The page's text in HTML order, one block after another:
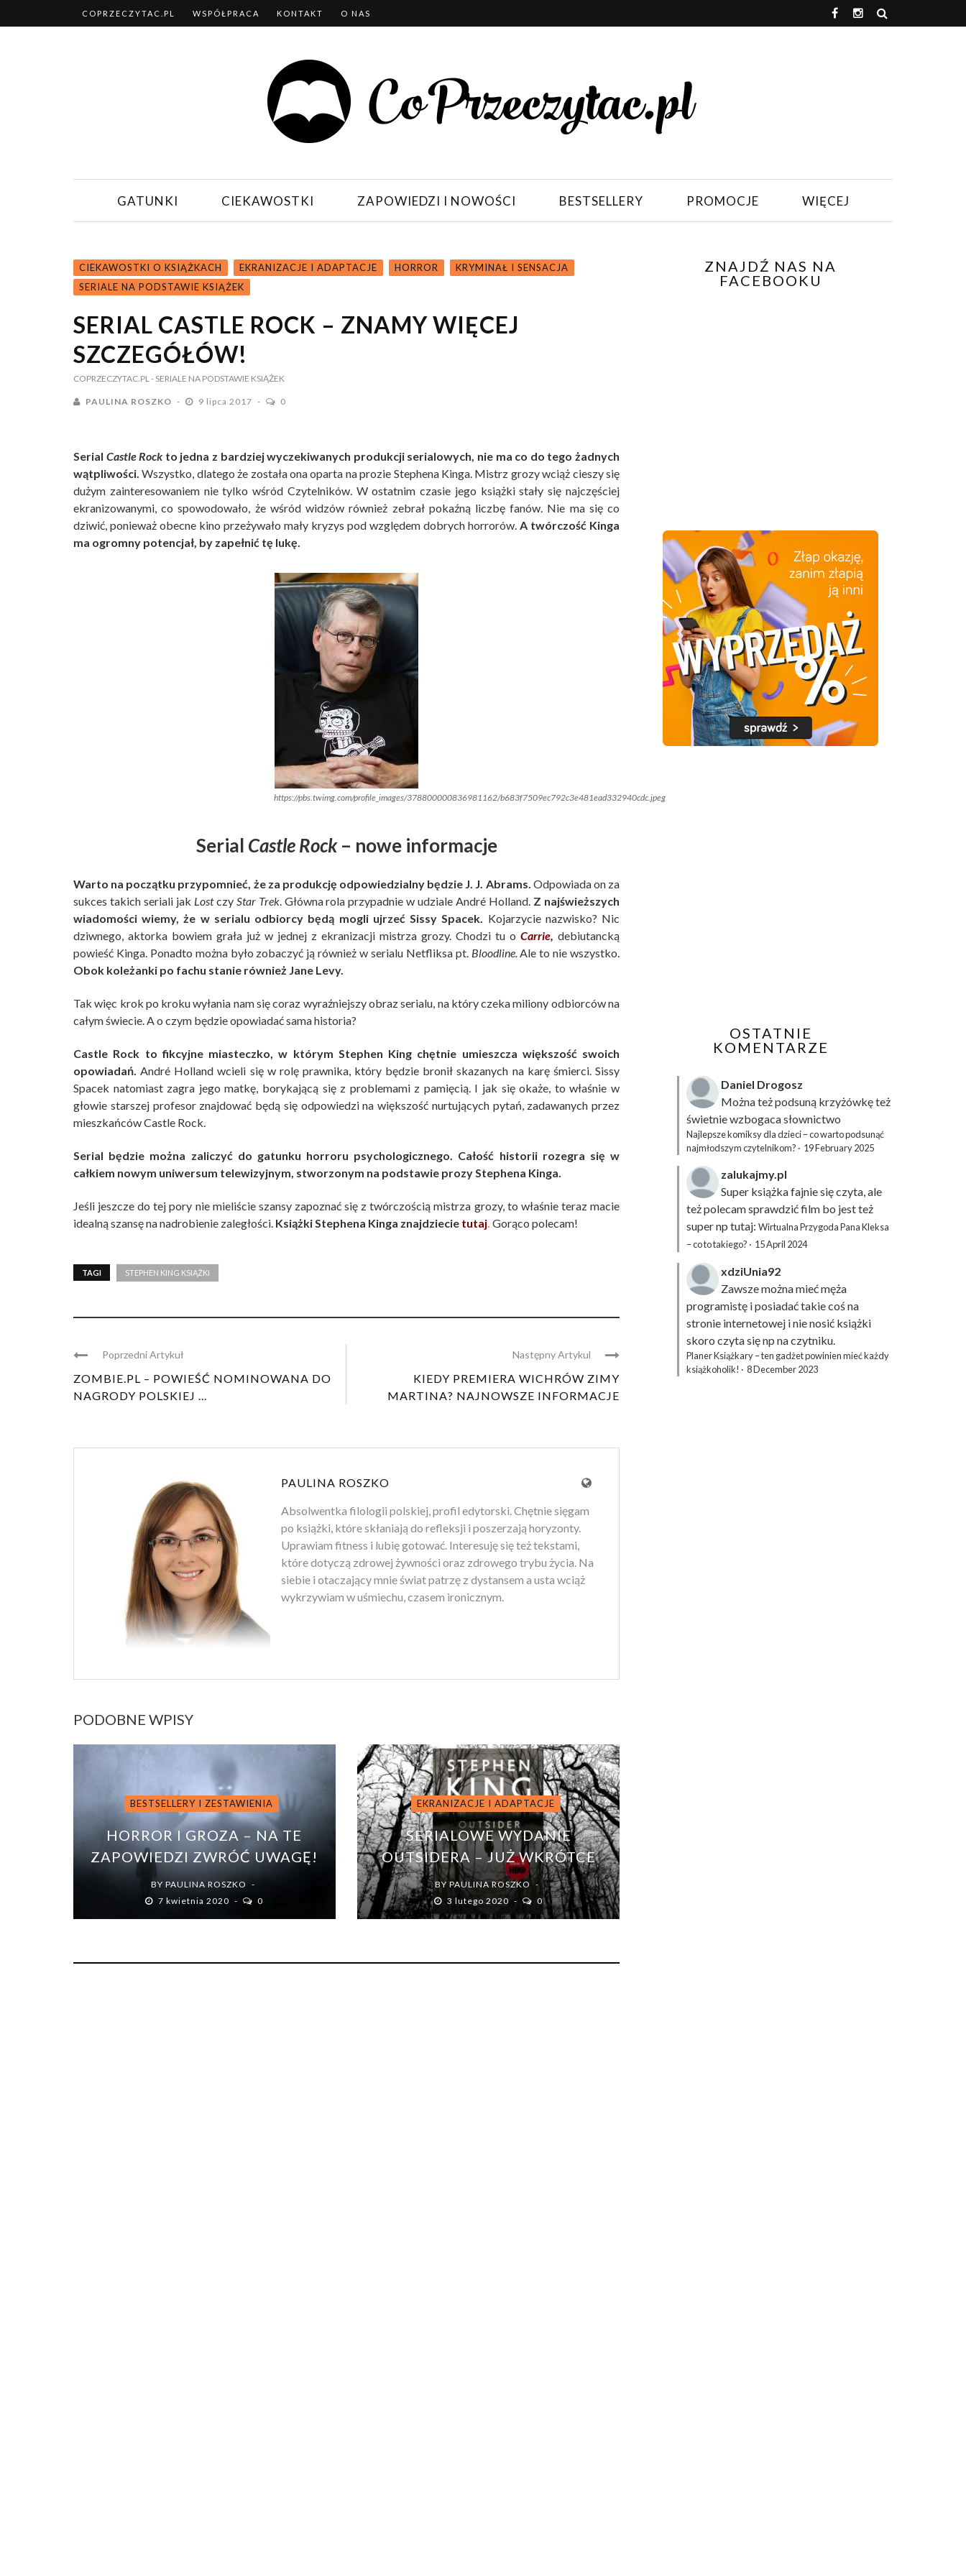
COPRZECZYTAC.PL WSPÓŁPRACA KONTAKT O NAS
GATUNKI CIEKAWOSTKI ZAPOWIEDZI I NOWOŚCI BESTSELLERY PROMOCJE WIĘCEJ
CIEKAWOSTKI O KSIĄŻKACH EKRANIZACJE I ADAPTACJE HORROR
KRYMINAŁ I SENSACJA
SERIALE NA PODSTAWIE KSIĄŻEK
SERIAL CASTLE ROCK – ZNAMY WIĘCEJ
SZCZEGÓŁÓW!
COPRZECZYTAC.PL- SERIALE NA PODSTAWIE KSIĄŻEK
PAULINA ROSZKO 9 lipca 2017 0
Serial Castle Rock to jedna z bardziej wyczekiwanych produkcji serialowych, nie ma co do tego żadnych
wątpliwości. Wszystko, dlatego że została ona oparta na prozie Stephena Kinga. Mistrz grozy wciąż cieszy się
dużym zainteresowaniem nie tylko wśród Czytelników. W ostatnim czasie jego książki stały się najczęściej
ekranizowanymi, co spowodowało, że wśród widzów również zebrał pokaźną liczbę fanów. Nie ma się co
dziwić, ponieważ obecne kino przeżywało mały kryzys pod względem dobrych horrorów. A twórczość Kinga
ma ogromny potencjał, by zapełnić tę lukę.
https://pbs.twimg.com/profile_images/378800000836981162/b683f7509ec792c3e481ead332940cdc.jpeg
Serial Castle Rock– nowe informacje
Warto na początku przypomnieć, że za produkcję odpowiedzialny będzie J. J. Abrams. Odpowiada on za
sukces takich seriali jak Lostczy Star Trek. Główna rola przypadnie w udziale André Holland. Z najświeższych
wiadomości wiemy, że w serialu odbiorcy będą mogli ujrzeć Sissy Spacek.
Kojarzycie nazwisko? Nic
dziwnego, aktorka bowiem grała już w jednej z ekranizacji mistrza grozy. Chodzi tu o Carrie, debiutancką
powieść Kinga. Ponadto można było zobaczyć ją również w serialu Netfliksa pt. Bloodline. Ale to nie wszystko.
Obok koleżanki po fachu stanie również Jane Levy.
Tak więc krok po kroku wyłania nam się coraz wyraźniejszy obraz serialu, na który czeka miliony odbiorców na
całym świecie. A o czym będzie opowiadać sama historia?
Castle Rock to fikcyjne miasteczko, w którym Stephen King chętnie umieszcza większość swoich
opowiadań. André Holland wcieli się w rolę prawnika, który będzie bronił skazanych na karę śmierci. Sissy
Spacek natomiast zagra jego matkę, borykającą się z problemami z pamięcią. I jak się okaże, to właśnie w
głowie starszej profesor znajdować będą się odpowiedzi na większość nurtujących pytań, zadawanych przez
mieszkańców Castle Rock.
Serial będzie można zaliczyć do gatunku horroru psychologicznego. Całość historii rozegra się w
całkiem nowym uniwersum telewizyjnym, stworzonym na podstawie prozy Stephena Kinga.
Jeśli jeszcze do tej pory nie mieliście szansy zapoznać się z twórczością mistrza grozy, to właśnie teraz macie
idealną szansę na nadrobienie zaległości. Książki Stephena Kinga znajdziecie tutaj Gorąco polecam!
TAGI STEPHEN KING KSIĄŻKI
Poprzedni Artykuł
ZOMBIE.PL – POWIEŚĆ NOMINOWANA DO
NAGRODY POLSKIEJ ...
Następny Artykul
KIEDY PREMIERA WICHRÓW ZIMY
MARTINA? NAJNOWSZE INFORMACJE
PAULINA ROSZKO
Absolwentka filologii polskiej, profil edytorski. Chętnie sięgam
po książki, które skłaniają do refleksji i poszerzają horyzonty.
Uprawiam fitness i lubię gotować. Interesuję się też tekstami,
które dotyczą zdrowej żywności oraz zdrowego trybu życia. Na
siebie i otaczający mnie świat patrzę z dystansem a usta wciąż
wykrzywiam w uśmiechu, czasem ironicznym.
PODOBNE WPISY
BESTSELLERY I ZESTAWIENIA
HORROR I GROZA – NA TE
ZAPOWIEDZI ZWRÓĆ UWAGĘ!
BY PAULINA ROSZKO
7 kwietnia 2020
0
EKRANIZACJE I ADAPTACJE
SERIALOWE WYDANIE
OUTSIDERA – JUŻ WKRÓTCE
BYPAULINA ROSZKO
3 lutego 2020
0
ZNAJDŹ NAS NA
FACEBOOKU
OSTATNIE
KOMENTARZE
Daniel Drogosz
Można też podsuną krzyżówkęteż
świetnie wzbogaca słownictwo
Najlepsze komiksy dla dzieci – co warto podsunąć
najmłodszym czytelnikom? · 19 February 2025
zalukajmy.pl
Super książka fajnie się czyta, ale
też polecam sprawdzić film bo jest też
super np tutaj: Wirtualna Przygoda Pana Kleksa
– co to takiego? · 15 April 2024
xdziUnia92
Zawsze można mieć męża
programistę i posiadać takie coś na
stronie internetowej i nie nosić książki
skoro czyta się np na czytniku.
Planer Książkary – ten gadżet powinien mieć każdy
książkoholik! · 8 December 2023